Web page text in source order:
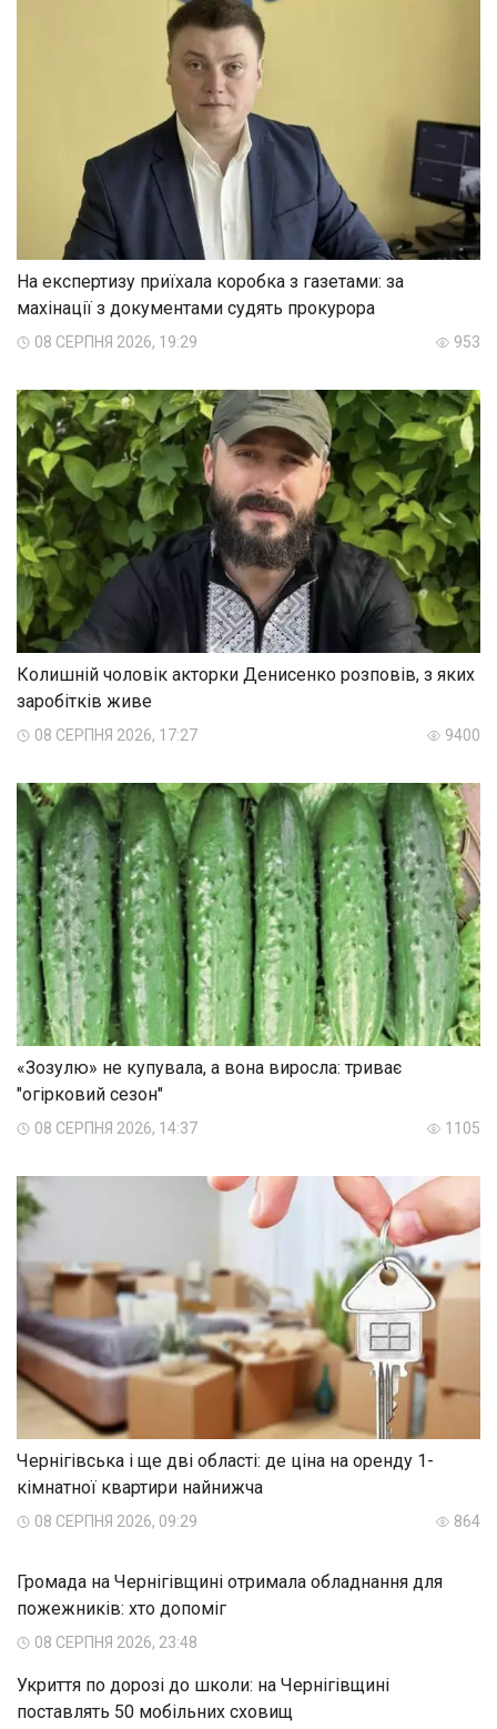
На експертизу приїхала коробка з газетами: за
махінації з документами судять прокурора
08 СЕРПНЯ 2026, 19:29 953
Колишній чоловік акторки Денисенко розповів, з яких
заробітків живе
08 СЕРПНЯ 2026, 17:27 9400
«Зозулю» не купувала, а вона виросла: триває
"огірковий сезон"
08 СЕРПНЯ 2026, 14:37 1105
Чернігівська і ще дві області: де ціна на оренду 1-
кімнатної квартири найнижча
08 СЕРПНЯ 2026, 09:29 864
Громада на Чернігівщині отримала обладнання для
пожежників: хто допоміг
08 СЕРПНЯ 2026, 23:48
Укриття по дорозі до школи: на Чернігівщині
поставлять 50 мобільних сховищ